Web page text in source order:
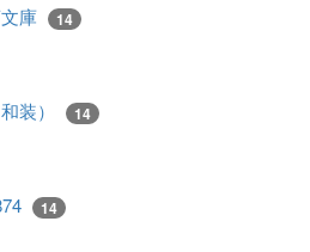
庫 14
装） 14
14